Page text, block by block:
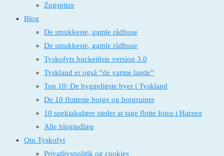
Zugspitze
Blog
De smukkeste, gamle rådhuse
De smukkeste, gamle rådhuse
Tyskofyts bucketliste version 3.0
Tyskland er også “de varme lande”
Top 10: De hyggeligste byer i Tyskland
De 10 flotteste borge og borgruiner
10 spektakulære steder at tage flotte fotos i Harzen
Alle blogindlæg
Om Tyskofyt
Privatlivspolitik og cookies